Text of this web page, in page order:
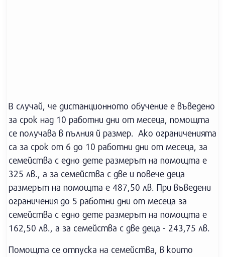
В случай, че дистанционното обучение е въведено
за срок над 10 работни дни от месеца, помощта
се получава в пълния й размер. Ако ограниченията
са за срок от 6 до 10 работни дни от месеца, за
семейства с едно дете размерът на помощта е
325 лв., а за семейства с две и повече деца
размерът на помощта е 487,50 лв. При въведени
ограничения до 5 работни дни от месеца за
семейства с едно дете размерът на помощта е
162,50 лв., а за семейства с две деца - 243,75 лв.
Помощта се отпуска на семейства, в които